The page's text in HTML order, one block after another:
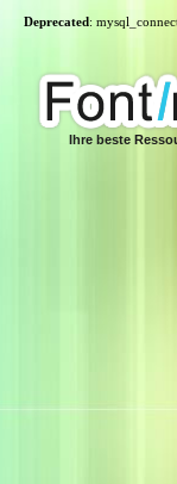
Deprecated:
Ihre beste